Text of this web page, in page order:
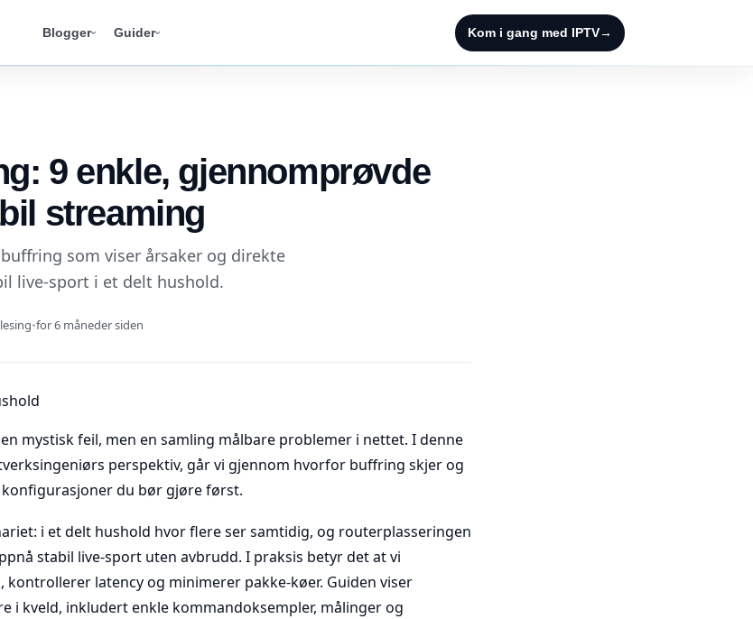
Blogger Guider Kom i gang med IPTV→
9 enkle, gjennomprøvde
streaming
som viser årsaker og direkte
live-sport i et delt hushold.
•for 6 måneder siden
mystisk feil, men en samling målbare problemer i nettet. I denne
perspektiv, går vi gjennom hvorfor buffring skjer og
du bør gjøre først.
i et delt hushold hvor flere ser samtidig, og routerplasseringen
stabil live-sport uten avbrudd. I praksis betyr det at vi
latency og minimerer pakke-køer. Guiden viser
i kveld, inkludert enkle kommandoksempler, målinger og